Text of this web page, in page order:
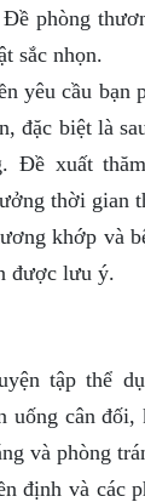
phòng
sắc nhọn.
yêu cầu bạn
đặc biệt là
Đề xuất
thời gian
khớp và
được lưu ý.
tập thể
uống cân đối,
và phòng
định và các